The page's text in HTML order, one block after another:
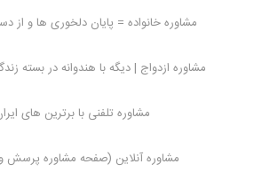
مشاوره خانواده = پایان دلخوری ها و از
مشاوره ازدواج | دیگه با هندوانه در بسته
مشاوره تلفنی با برترین های
مشاوره آنلاین (صفحه مشاوره پرسش
گزینه های درمان:
اسفنکتر، مثانه، اوره و غیره) به اورولوژی مراجعه
به روانپزشک کودک برای درمان دارویی مراجعه
از تشک های مخصوص استفاده کنید. شما می
داروخانه دریافت کنید